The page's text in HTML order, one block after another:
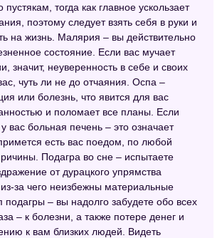
пустякам, тогда как главное ускользает
поэтому следует взять себя в руки и
на жизнь. Малярия – вы действительно
состояние. Если вас мучает
значит, неуверенность в себе и своих
чуть ли не до отчаяния. Оспа –
или болезнь, что явится для вас
и поломает все планы. Если
вас больная печень – это означает
есть вас поедом, по любой
Подагра во сне – испытаете
от дурацкого упрямства
за чего неизбежны материальные
подагры – вы надолго забудете обо всех
– к болезни, а также потере денег и
к вам близких людей. Видеть